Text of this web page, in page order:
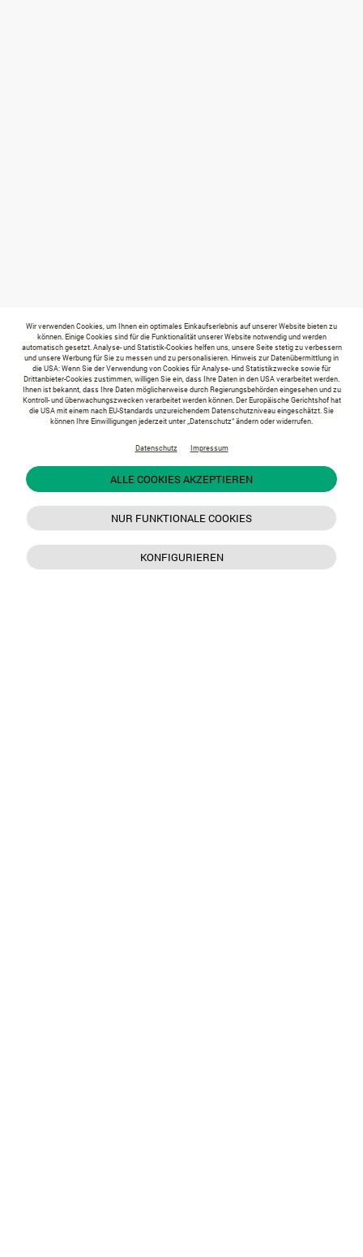
Wir verwenden Cookies, um Ihnen ein optimales Einkaufserlebnis auf unserer Website bieten zu
können. Einige Cookies sind für die Funktionalität unserer Website notwendig und werden
automatisch gesetzt. Analyse- und Statistik-Cookies helfen uns, unsere Seite stetig zu verbessern
und unsere Werbung für Sie zu messen und zu personalisieren. Hinweis zur Datenübermittlung in
die USA: Wenn Sie der Verwendung von Cookies für Analyse- und Statistikzwecke sowie für
Drittanbieter-Cookies zustimmen, willigen Sie ein, dass Ihre Daten in den USA verarbeitet werden.
Ihnen ist bekannt, dass Ihre Daten möglicherweise durch Regierungsbehörden eingesehen und zu
Kontroll- und überwachungszwecken verarbeitet werden können. Der Europäische Gerichtshof hat
die USA mit einem nach EU-Standards unzureichendem Datenschutzniveau eingeschätzt. Sie
können Ihre Einwilligungen jederzeit unter „Datenschutz“ ändern oder widerrufen.
Datenschutz Impressum
ALLE COOKIES AKZEPTIEREN
NUR FUNKTIONALE COOKIES
KONFIGURIEREN